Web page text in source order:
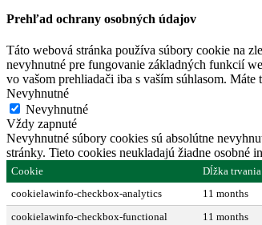
Prehľad ochrany osobných údajov
Táto webová stránka používa súbory cookie na
nevyhnutné pre fungovanie základných funkcií
vo vašom prehliadači iba s vaším súhlasom.
Nevyhnutné
Nevyhnutné
Vždy zapnuté
Nevyhnutné súbory cookies sú absolútne
stránky. Tieto cookies neukladajú žiadne osobné
Cookie Dĺžka trvania
cookielawinfo-checkbox-analytics
11 months
cookielawinfo-checkbox-functional
11 months